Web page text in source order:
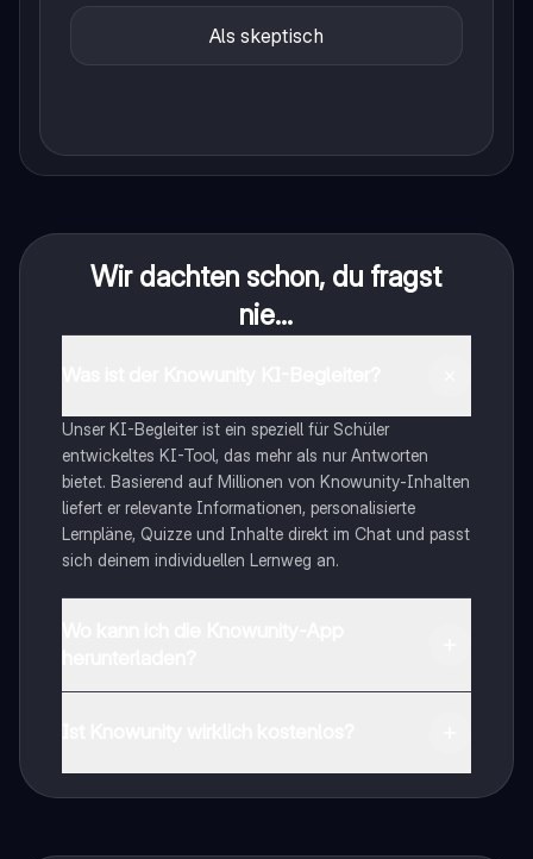
Als skeptisch
Wir dachten schon, du fragst
nie...
Unser KI-Begleiter ist ein speziell für Schüler
entwickeltes KI-Tool, das mehr als nur Antworten
bietet. Basierend auf Millionen von Knowunity-Inhalten
liefert er relevante Informationen, personalisierte
Lernpläne, Quizze und Inhalte direkt im Chat und passt
sich deinem individuellen Lernweg an.